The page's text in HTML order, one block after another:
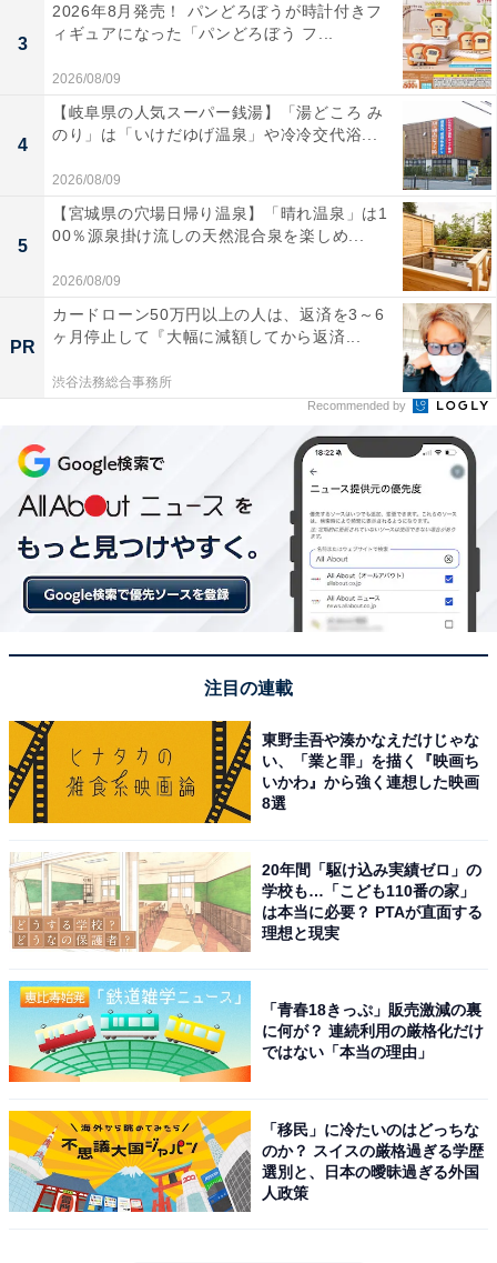
3
2026年8月発売！ パンどろぼうが時計付きフ
ィギュアになった「パンどろぼう フ...
2026/08/09
4
【岐阜県の人気スーパー銭湯】「湯どころ み
のり」は「いけだゆげ温泉」や冷冷交代浴...
2026/08/09
5
【宮城県の穴場日帰り温泉】「晴れ温泉」は1
00％源泉掛け流しの天然混合泉を楽しめ...
2026/08/09
PR
カードローン50万円以上の人は、返済を3～6
ヶ月停止して『大幅に減額してから返済...
渋谷法務総合事務所
Recommended by
注目の連載
東野圭吾や湊かなえだけじゃな
い、「業と罪」を描く『映画ち
いかわ』から強く連想した映画
8選
20年間「駆け込み実績ゼロ」の
学校も…「こども110番の家」
は本当に必要？ PTAが直面する
理想と現実
「青春18きっぷ」販売激減の裏
に何が？ 連続利用の厳格化だけ
ではない「本当の理由」
「移民」に冷たいのはどっちな
のか？ スイスの厳格過ぎる学歴
選別と、日本の曖昧過ぎる外国
人政策